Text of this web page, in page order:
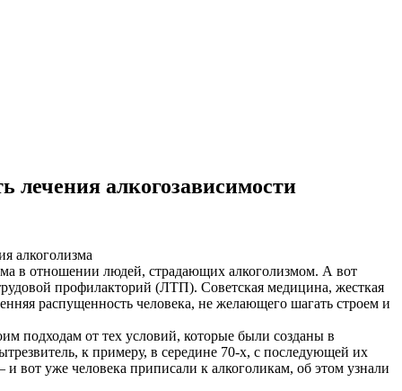
лечения алкогозависимости
алкоголизма
в отношении людей, страдающих алкоголизмом. А вот
профилакторий (ЛТП). Советская медицина, жесткая
распущенность человека, не желающего шагать строем и
подходам от тех условий, которые были созданы в
к примеру, в середине 70-х, с последующей их
вот уже человека приписали к алкоголикам, об этом узнали